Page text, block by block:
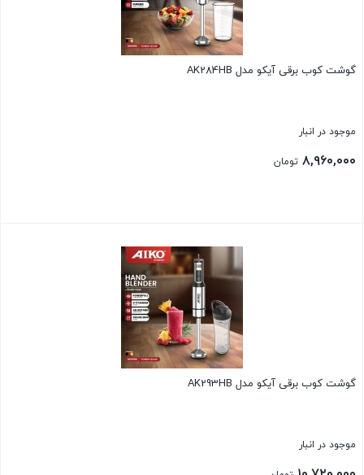
گوشت کوب برقی آیکو مدل AK284HB
موجود در انبار
۸,۹۶۰,۰۰۰ تومان
گوشت کوب برقی آیکو مدل AK293HB
موجود در انبار